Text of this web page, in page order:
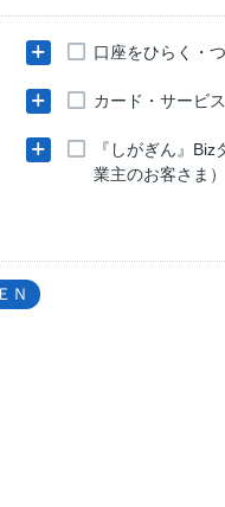
口座をひらく・
カード・サービス
『しがぎん』
業主のお客さま）
Ｎ